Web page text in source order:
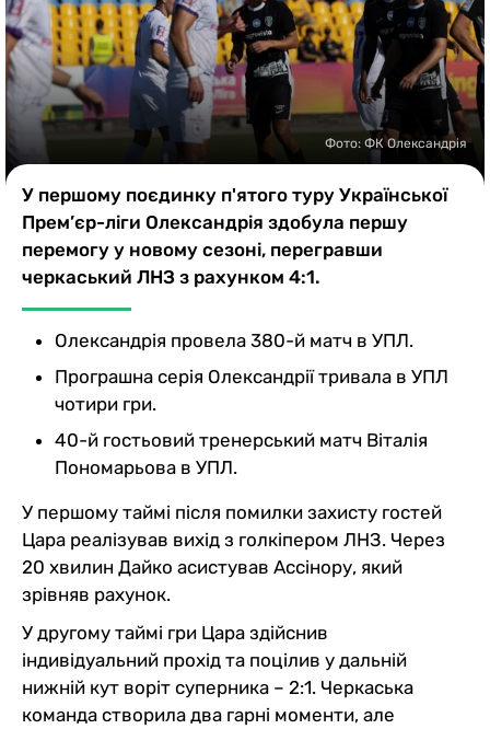
ЧЕ-2028
Букмекери
Казино
Фото: ФК Олександрія
У першому поєдинку п'ятого туру Української
Прем’єр-ліги Олександрія здобула першу
перемогу у новому сезоні, перегравши
черкаський ЛНЗ з рахунком 4:1.
Олександрія провела 380-й матч в УПЛ.
Програшна серія Олександрії тривала в УПЛ
чотири гри.
40-й гостьовий тренерський матч Віталія
Пономарьова в УПЛ.
У першому таймі після помилки захисту гостей
Цара реалізував вихід з голкіпером ЛНЗ. Через
20 хвилин Дайко асистував Ассінору, який
зрівняв рахунок.
У другому таймі гри Цара здійснив
індивідуальний прохід та поцілив у дальній
нижній кут воріт суперника – 2:1. Черкаська
команда створила два гарні моменти, але